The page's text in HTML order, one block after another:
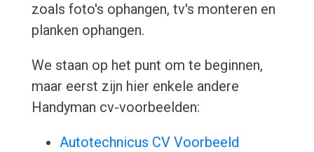
zoals foto's ophangen, tv's monteren en
planken ophangen.
We staan op het punt om te beginnen,
maar eerst zijn hier enkele andere
Handyman cv-voorbeelden:
Autotechnicus CV Voorbeeld